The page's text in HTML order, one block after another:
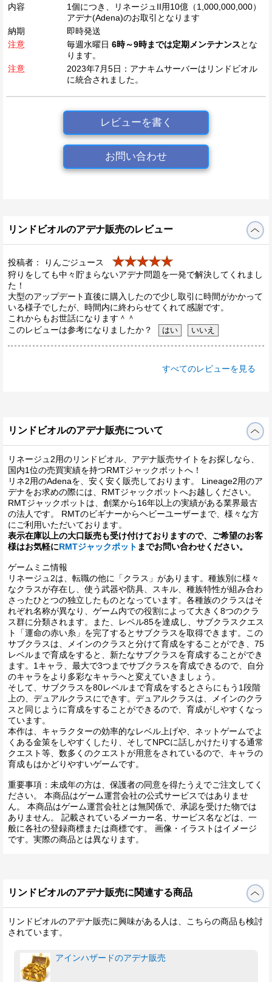
内容
1個につき、リネージュII用10億（1,000,000,000）
アデナ(Adena)のお取引となります
納期
即時発送
注意
毎週水曜日 6時～9時までは定期メンテナンスとな
ります。
注意
2023年7月5日：アナキムサーバーはリンドビオル
に統合されました。
レビューを書く
お問い合わせ
リンドビオルのアデナ販売のレビュー
投稿者： りんごジュース ★★★★★
狩りをしても中々貯まらないアデナ問題を一発で解決してくれまし
た！
大型のアップデート直後に購入したので少し取引に時間がかかって
いる様子でしたが、時間内に終わらせてくれて感謝です。
これからもお世話になります＾＾
このレビューは参考になりましたか？
すべてのレビューを見る
リンドビオルのアデナ販売について
リネージュ2用のリンドビオル、アデナ販売サイトをお探しなら、
国内1位の売買実績を持つRMTジャックポットへ！
リネ2用のAdenaを、安く安く販売しております。 Lineage2用のア
デナをお求めの際には、RMTジャックポットへお越しください。
RMTジャックポットは、創業から16年以上の実績がある業界最古
の法人です。 RMTのビギナーからヘビーユーザーまで、様々な方
にご利用いただいております。
表示在庫以上の大口販売も受け付けておりますので、ご希望のお客
様はお気軽にRMTジャックポット までお問い合わせください。
ゲームミニ情報
リネージュ2は、転職の他に「クラス」があります。種族別に様々
なクラスが存在し、使う武器や防具、スキル、種族特性が組み合わ
さったひとつの独立したものとなっています。各種族のクラスはそ
れぞれ名称が異なり、ゲーム内での役割によって大きく8つのクラ
ス群に分類されます。また、レベル85を達成し、サブクラスクエス
ト「運命の赤い糸」を完了するとサブクラスを取得できます。この
サブクラスは、メインのクラスと分けて育成をすることができ、75
レベルまで育成をすると、新たなサブクラスを育成することができ
ます。1キャラ、最大で3つまでサブクラスを育成できるので、自分
のキャラをより多彩なキャラへと変えていきましょう。
そして、サブクラスを80レベルまで育成をするとさらにもう1段階
上の、デュアルクラスにできす。デュアルクラスは、メインのクラ
スと同じように育成をすることができるので、育成がしやすくなっ
ています。
本作は、キャラクターの効率的なレベル上げや、ネットゲームでよ
くある金策をしやすくしたり、そしてNPCに話しかけたりする通常
クエスト等、数多くのクエストが用意をされているので、キャラの
育成もはかどりやすいゲームです。
重要事項：未成年の方は、保護者の同意を得たうえでご注文してく
ださい。 本商品はゲーム運営会社の公式サービスではありませ
ん。 本商品はゲーム運営会社とは無関係で、承認を受けた物では
ありません。 記載されているメーカー名、サービス名などは、一
般に各社の登録商標または商標です。 画像・イラストはイメージ
です。実際の商品とは異なります。
リンドビオルのアデナ販売に関連する商品
リンドビオルのアデナ販売に興味がある人は、こちらの商品も検討
されています。
アインハザードのアデナ販売